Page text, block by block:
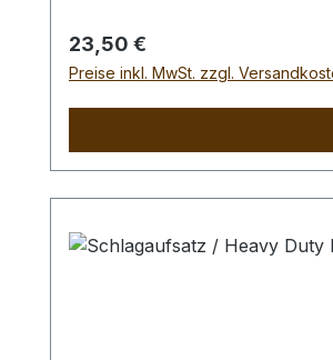
Punzierstempel auf dem Bild
Regulärer Preis:
23,50 €
Preise inkl. MwSt. zzgl.